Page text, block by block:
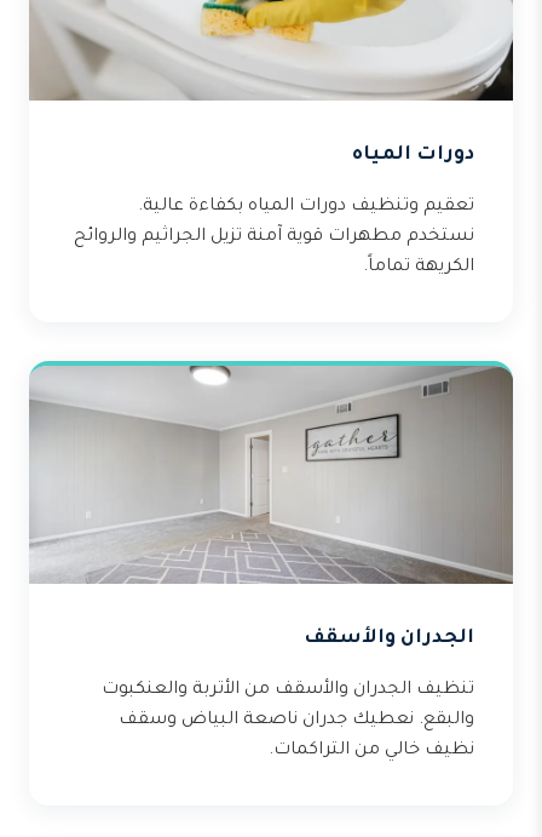
دورات المياه
تعقيم وتنظيف دورات المياه بكفاءة عالية.
نستخدم مطهرات قوية آمنة تزيل الجراثيم والروائح
الكريهة تماماً.
الجدران والأسقف
تنظيف الجدران والأسقف من الأتربة والعنكبوت
والبقع. نعطيك جدران ناصعة البياض وسقف
نظيف خالي من التراكمات.